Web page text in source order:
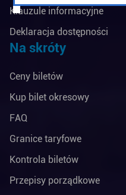
Klauzule informacyjne
Deklaracja dostępności
Na skróty
Ceny biletów
Kup bilet okresowy
FAQ
Granice taryfowe
Kontrola biletów
Przepisy porządkowe